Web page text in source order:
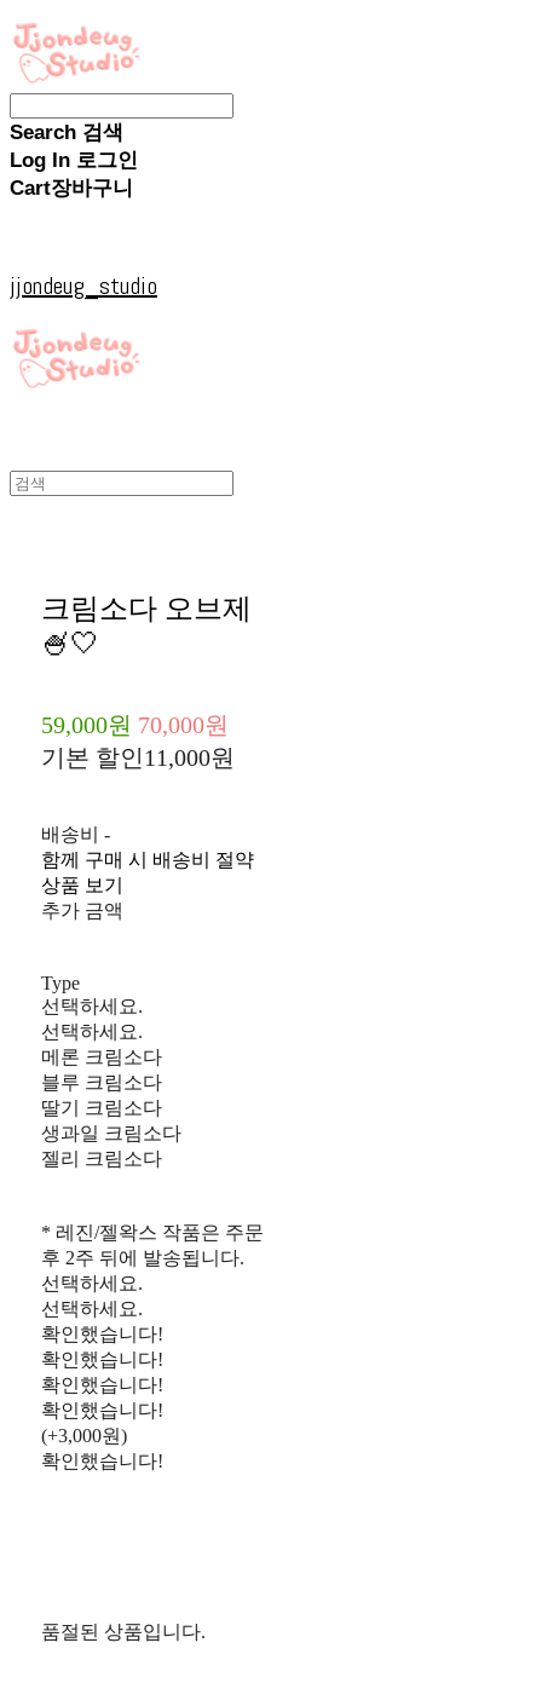
Search 검색
Log In 로그인
Cart장바구니
jjondeug_studio
크림소다 오브제
🍧🤍
59,000원 70,000원
기본 할인11,000원
배송비 -
함께 구매 시 배송비 절약
상품 보기
추가 금액
Type
선택하세요.
선택하세요.
메론 크림소다
블루 크림소다
딸기 크림소다
생과일 크림소다
젤리 크림소다
* 레진/젤왁스 작품은 주문
후 2주 뒤에 발송됩니다.
선택하세요.
선택하세요.
확인했습니다!
확인했습니다!
확인했습니다!
확인했습니다!
(+3,000원)
확인했습니다!
품절된 상품입니다.